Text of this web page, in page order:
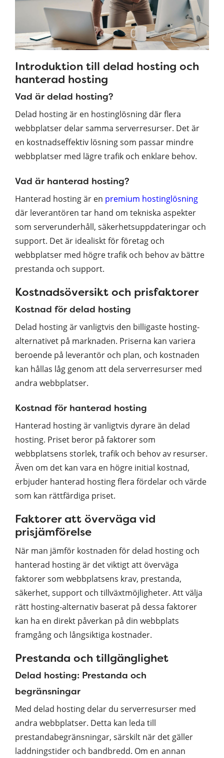
Introduktion till delad hosting och
hanterad hosting
Vad är delad hosting?
Delad hosting är en hostinglösning där flera
webbplatser delar samma serverresurser. Det är
en kostnadseffektiv lösning som passar mindre
webbplatser med lägre trafik och enklare behov.
Vad är hanterad hosting?
Hanterad hosting är en premium hostinglösning
där leverantören tar hand om tekniska aspekter
som serverunderhåll, säkerhetsuppdateringar och
support. Det är idealiskt för företag och
webbplatser med högre trafik och behov av bättre
prestanda och support.
Kostnadsöversikt och prisfaktorer
Kostnad för delad hosting
Delad hosting är vanligtvis den billigaste hosting-
alternativet på marknaden. Priserna kan variera
beroende på leverantör och plan, och kostnaden
kan hållas låg genom att dela serverresurser med
andra webbplatser.
Kostnad för hanterad hosting
Hanterad hosting är vanligtvis dyrare än delad
hosting. Priset beror på faktorer som
webbplatsens storlek, trafik och behov av resurser.
Även om det kan vara en högre initial kostnad,
erbjuder hanterad hosting flera fördelar och värde
som kan rättfärdiga priset.
Faktorer att överväga vid
prisjämförelse
När man jämför kostnaden för delad hosting och
hanterad hosting är det viktigt att överväga
faktorer som webbplatsens krav, prestanda,
säkerhet, support och tillväxtmöjligheter. Att välja
rätt hosting-alternativ baserat på dessa faktorer
kan ha en direkt påverkan på din webbplats
framgång och långsiktiga kostnader.
Prestanda och tillgänglighet
Delad hosting: Prestanda och
begränsningar
Med delad hosting delar du serverresurser med
andra webbplatser. Detta kan leda till
prestandabegränsningar, särskilt när det gäller
laddningstider och bandbredd. Om en annan